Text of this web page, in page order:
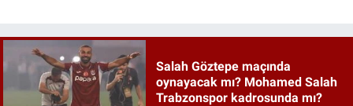
Salah Göztepe maçında
oynayacak mı? Mohamed Salah
Trabzonspor kadrosunda mı?